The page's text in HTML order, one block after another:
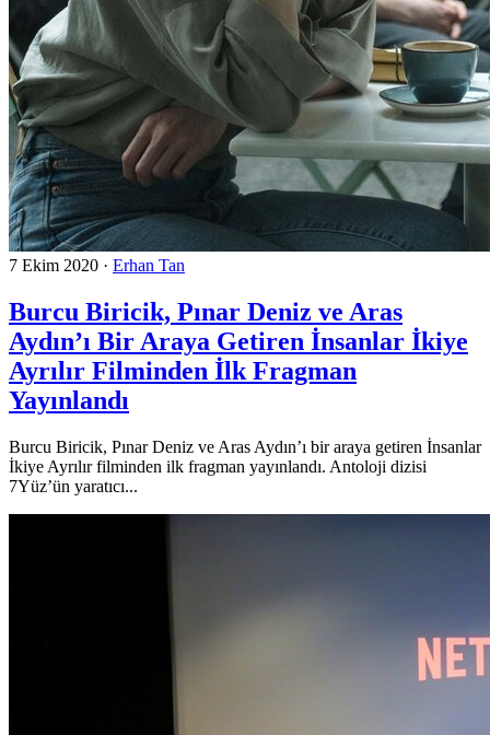
7 Ekim 2020 · Erhan Tan
Burcu Biricik, Pınar Deniz ve Aras
Aydın’ı Bir Araya Getiren İnsanlar İkiye
Ayrılır Filminden İlk Fragman
Yayınlandı
Burcu Biricik, Pınar Deniz ve Aras Aydın’ı bir araya getiren İnsanlar
İkiye Ayrılır filminden ilk fragman yayınlandı. Antoloji dizisi
7Yüz’ün yaratıcı...